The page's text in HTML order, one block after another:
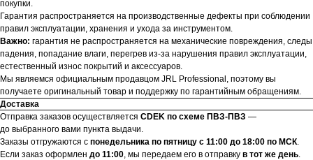
покупки.
Гарантия распространяется на производственные дефекты при соблюдении
правил эксплуатации, хранения и ухода за инструментом.
Важно: гарантия не распространяется на механические повреждения, следы
падения, попадание влаги, перегрев из-за нарушения правил эксплуатации,
естественный износ покрытий и аксессуаров.
Мы являемся официальным продавцом JRL Professional, поэтому вы
получаете оригинальный товар и поддержку по гарантийным обращениям.
Доставка
Отправка заказов осуществляется CDEK по схеме ПВЗ-ПВЗ —
до выбранного вами пункта выдачи.
Заказы отгружаются с понедельника по пятницу с 11:00 до 18:00 по МСК.
Если заказ оформлен до 11:00, мы передаем его в отправку в тот же день.